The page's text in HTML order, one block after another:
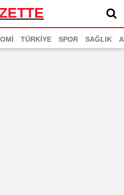
TÜRKİYE SPOR SAĞLIK